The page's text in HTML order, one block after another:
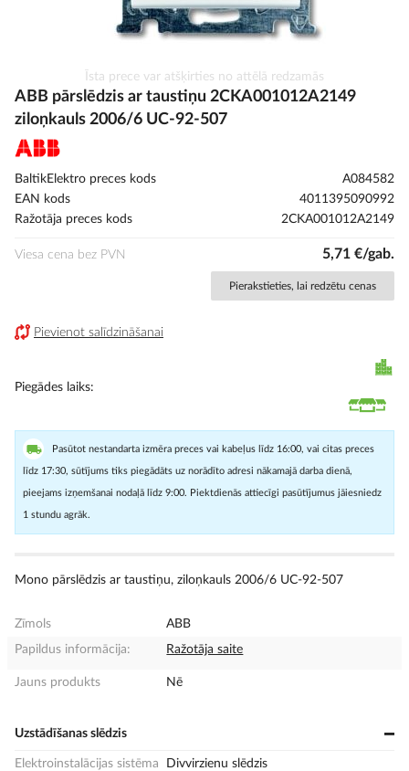
uz
galerijas
sākumu
Īsta prece var atšķirties no attēlā redzamās
ABB pārslēdzis ar taustiņu 2CKA001012A2149
ziloņkauls 2006/6 UC-92-507
BaltikElektro preces kods
A084582
EAN kods
4011395090992
Ražotāja preces kods
2CKA001012A2149
Viesa cena bez PVN 5,71 €/gab.
Pierakstieties, lai redzētu cenas
Pievienot salīdzināšanai
Piegādes laiks
Pasūtot nestandarta izmēra preces vai kabeļus līdz 16:00, vai citas preces
līdz 17:30, sūtījums tiks piegādāts uz norādīto adresi nākamajā darba dienā,
pieejams izņemšanai nodaļā līdz 9:00. Piektdienās attiecīgi pasūtījumus jāiesniedz
1 stundu agrāk.
Mono pārslēdzis ar taustiņu, ziloņkauls 2006/6 UC-92-507
Zīmols
ABB
Papildus informācija:
Ražotāja saite
Jauns produkts Nē
Uzstādīšanas slēdzis
Elektroinstalācijas sistēma
Divvirzienu slēdzis